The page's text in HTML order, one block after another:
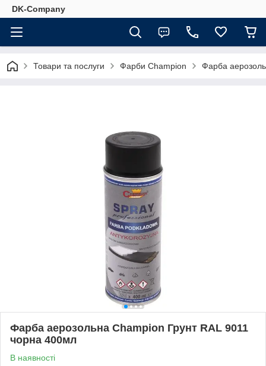
DK-Company
Товари та послуги Фарби Champion Фарба
Фарба аерозольна Champion Грунт RAL 9011
чорна 400мл
В наявності